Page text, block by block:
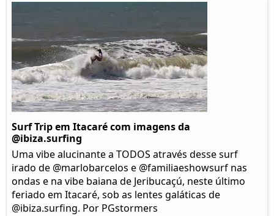
Surf Trip em Itacaré com imagens da
@ibiza.surfing
Uma vibe alucinante a TODOS através desse surf
irado de @marlobarcelos e @familiaeshowsurf nas
ondas e na vibe baiana de Jeribucaçú, neste último
feriado em Itacaré, sob as lentes galáticas de
@ibiza.surfing. Por PGstormers